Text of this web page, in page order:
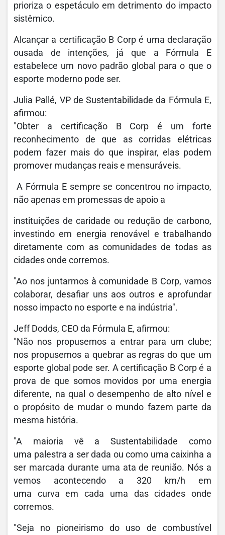
prioriza o espetáculo em detrimento do impacto
sistêmico.
Alcançar a certificação B Corp é uma declaração
ousada de intenções, já que a Fórmula E
estabelece um novo padrão global para o que o
esporte moderno pode ser.
Julia Pallé, VP de Sustentabilidade da Fórmula E,
afirmou:
"Obter a certificação B Corp é um forte
reconhecimento de que as corridas elétricas
podem fazer mais do que inspirar, elas podem
promover mudanças reais e mensuráveis.
A Fórmula E sempre se concentrou no impacto,
não apenas em promessas de apoio a
instituições de caridade ou redução de carbono,
investindo em energia renovável e trabalhando
diretamente com as comunidades de todas as
cidades onde corremos.
"Ao nos juntarmos à comunidade B Corp, vamos
colaborar, desafiar uns aos outros e aprofundar
nosso impacto no esporte e na indústria".
Jeff Dodds, CEO da Fórmula E, afirmou:
"Não nos propusemos a entrar para um clube;
nos propusemos a quebrar as regras do que um
esporte global pode ser. A certificação B Corp é a
prova de que somos movidos por uma energia
diferente, na qual o desempenho de alto nível e
o propósito de mudar o mundo fazem parte da
mesma história.
"A maioria vê a Sustentabilidade como
uma palestra a ser dada ou como uma caixinha a
ser marcada durante uma ata de reunião. Nós a
vemos acontecendo a 320 km/h em
uma curva em cada uma das cidades onde
corremos.
"Seja no pioneirismo do uso de combustível